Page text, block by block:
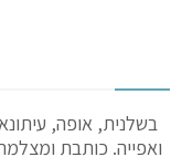
בשלנית, אופה,
ואפייה. כותבת